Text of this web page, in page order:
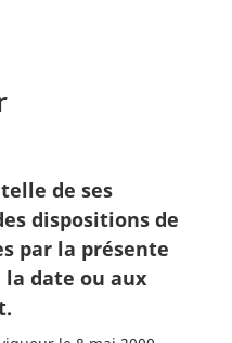
de ses
dispositions de
par la présente
date ou aux